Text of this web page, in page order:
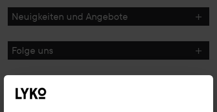
Neuigkeiten und Angebote
Folge uns